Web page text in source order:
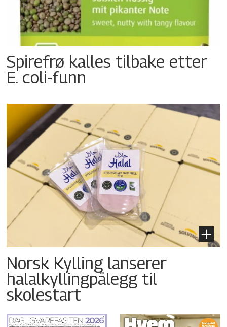
Spirefrø kalles tilbake etter
E. coli-funn
Norsk Kylling lanserer
halalkyllingpålegg til
skolestart